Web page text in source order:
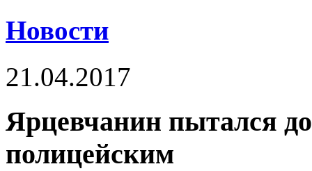
Новости
21.04.2017
Ярцевчанин пытался
полицейским